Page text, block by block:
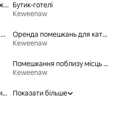
Оренда помешкань, де можна перебувати з домашніми тваринами Бутик-готелі
Keweenaw
Помешкання з виходом до озера
Оренда помешкань для катання на лижах «від порога»
Keweenaw
Помешкання поблизу місць для катання на байдарках
Keweenaw
Оренда помешкань для сімей
Показати більше